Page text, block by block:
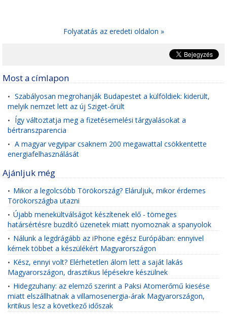
Folyatatás az eredeti oldalon »
Most a címlapon
• Szabályosan megrohanják Budapestet a külföldiek: kiderült,
melyik nemzet lett az új Sziget-őrült
• Így változtatja meg a fizetésemelési tárgyalásokat a
bértranszparencia
• A magyar vegyipar csaknem 200 megawattal csökkentette
energiafelhasználását
Ajánljuk még
• Mikor a legolcsóbb Törökország? Eláruljuk, mikor érdemes
Törökországba utazni
• Újabb menekültválságot készítenek elő - tömeges
határsértésre buzdító üzenetek miatt nyomoznak a spanyolok
• Nálunk a legdrágább az iPhone egész Európában: ennyivel
kérnek többet a készülékért Magyarországon
• Kész, ennyi volt? Elérhetetlen álom lett a saját lakás
Magyarországon, drasztikus lépésekre készülnek
• Hidegzuhany: az elemző szerint a Paksi Atomerőmű kiesése
miatt elszállhatnak a villamosenergia-árak Magyarországon,
kritikus lesz a következő időszak